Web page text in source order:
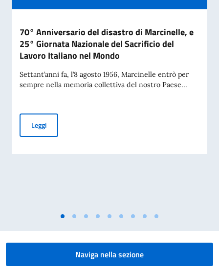
70° Anniversario del disastro di Marcinelle, e
25° Giornata Nazionale del Sacrificio del
Lavoro Italiano nel Mondo
Settant’anni fa, l’8 agosto 1956, Marcinelle entrò per
sempre nella memoria collettiva del nostro Paese...
Leggi70° Anniversario del disastro di Marcinelle, e 25°
Naviga nella sezione